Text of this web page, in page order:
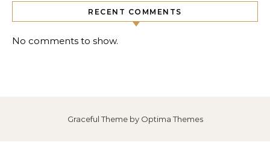
RECENT COMMENTS
No comments to show.
Graceful Theme by Optima Themes